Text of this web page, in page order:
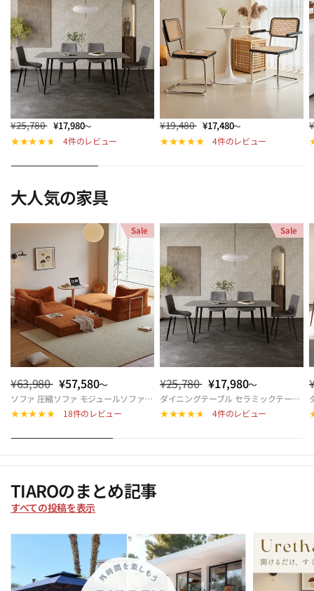
¥25,780 ¥17,980～
4件のレビュー
¥19,480 ¥17,480～
4件のレビュー
大人気の家具
Sale
¥63,980 ¥57,580～
ソファ 圧縮ソファ モジュールソファ ソファベッド ダブル モジュール式ソファ 圧縮ソファーベッド 折りたたみソファベッド 来客対応 北欧 おしゃれ リビング 多機能 快適座面 hemw-5426
18件のレビュー
Sale
¥25,780 ¥17,980～
ダイニングテーブル セラミックテーブル 幅140cm 幅160cm 4人掛け 6人掛け 北欧風 モダン 長方形 食卓テーブル おしゃれ リビング カフェ風 ダイニングセット対応 9513-604hs
4件のレビュー
TIAROのまとめ記事
すべての投稿を表示